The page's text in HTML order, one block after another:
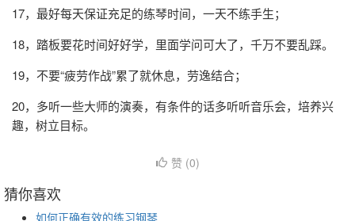
17，最好每天保证充足的练琴时间，一天不练手生；
18，踏板要花时间好好学，里面学问可大了，千万不要乱踩。
19，不要“疲劳作战”累了就休息，劳逸结合；
20，多听一些大师的演奏，有条件的话多听听音乐会，培养兴
趣，树立目标。
赞 (0)
猜你喜欢
如何正确有效的练习钢琴